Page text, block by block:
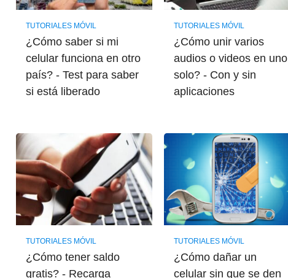
TUTORIALES MÓVIL
¿Cómo saber si mi
celular funciona en otro
país? - Test para saber
si está liberado
TUTORIALES MÓVIL
¿Cómo unir varios
audios o videos en uno
solo? - Con y sin
aplicaciones
TUTORIALES MÓVIL
¿Cómo tener saldo
gratis? - Recarga
TUTORIALES MÓVIL
¿Cómo dañar un
celular sin que se den